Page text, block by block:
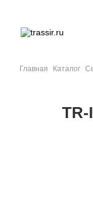
Главная Каталог
TR-